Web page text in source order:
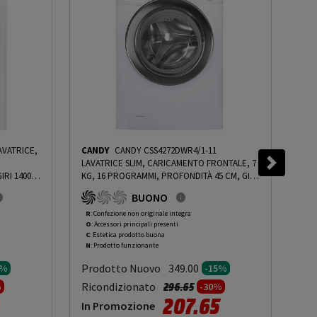
1400
ROBN
da
CANDY CANDY CSS4272DWR4/1-11
LAVATRICE SLIM, CARICAMENTO FRONTALE, 7
KG, 16 PROGRAMMI, PROFONDITÀ 45 CM, GIRI
1200 RPM, BIANCO, LIVELLO RUMOROSITÀ
CENTRIFUGA 79 DB(A), CLASSE B - PRMG
GRADING ROCN - 15%-PRMG GRADING ROCN
- 15%
BUONO
R: Confezione non originale integra
O: Accessori principali presenti
C: Estetica prodotto buona
N: Prodotto funzionante
Prodotto Nuovo 349.00 -15%
Ricondizionato Prezzo ridotto da
296.65a-30%
In Promozione 207.65